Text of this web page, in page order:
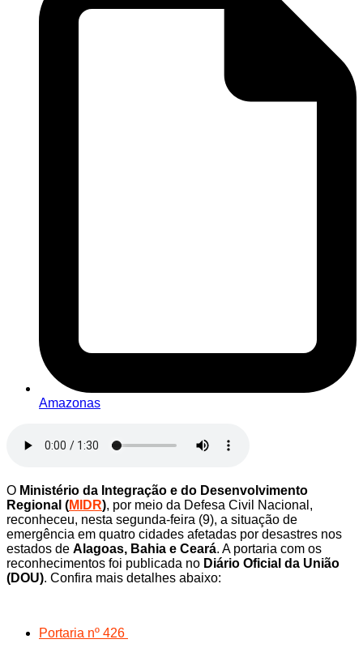
Amazonas
O Ministério da Integração e do Desenvolvimento
Regional (MIDR), por meio da Defesa Civil Nacional,
reconheceu, nesta segunda-feira (9), a situação de
emergência em quatro cidades afetadas por desastres nos
estados de Alagoas, Bahia e Ceará. A portaria com os
reconhecimentos foi publicada no Diário Oficial da União
(DOU). Confira mais detalhes abaixo:
Portaria nº 426